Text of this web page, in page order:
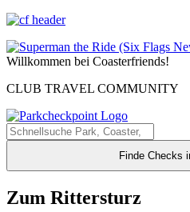
Willkommen bei Coasterfriends!
CLUB TRAVEL COMMUNITY
Finde Checks
Zum Rittersturz